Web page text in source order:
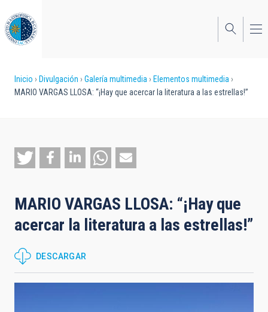
al
contenido
principal
Sobrescribir
ayuda
a
navegación
Inicio Divulgación Galería multimedia
Elementos multimedia
MARIO VARGAS LLOSA: “¡Hay que acercar la literatura a las estrellas!”
MARIO VARGAS LLOSA: “¡Hay que
acercar la literatura a las estrellas!”
DESCARGAR